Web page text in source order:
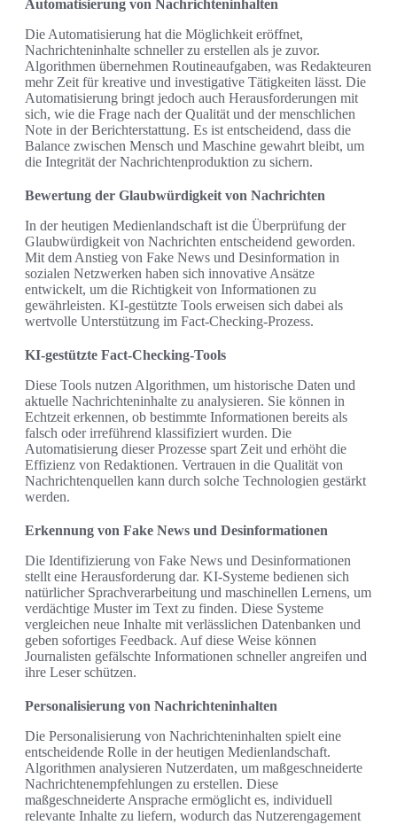
Automatisierung von Nachrichteninhalten
Die Automatisierung hat die Möglichkeit eröffnet,
Nachrichteninhalte schneller zu erstellen als je zuvor.
Algorithmen übernehmen Routineaufgaben, was Redakteuren
mehr Zeit für kreative und investigative Tätigkeiten lässt. Die
Automatisierung bringt jedoch auch Herausforderungen mit
sich, wie die Frage nach der Qualität und der menschlichen
Note in der Berichterstattung. Es ist entscheidend, dass die
Balance zwischen Mensch und Maschine gewahrt bleibt, um
die Integrität der Nachrichtenproduktion zu sichern.
Bewertung der Glaubwürdigkeit von Nachrichten
In der heutigen Medienlandschaft ist die Überprüfung der
Glaubwürdigkeit von Nachrichten entscheidend geworden.
Mit dem Anstieg von Fake News und Desinformation in
sozialen Netzwerken haben sich innovative Ansätze
entwickelt, um die Richtigkeit von Informationen zu
gewährleisten. KI-gestützte Tools erweisen sich dabei als
wertvolle Unterstützung im Fact-Checking-Prozess.
KI-gestützte Fact-Checking-Tools
Diese Tools nutzen Algorithmen, um historische Daten und
aktuelle Nachrichteninhalte zu analysieren. Sie können in
Echtzeit erkennen, ob bestimmte Informationen bereits als
falsch oder irreführend klassifiziert wurden. Die
Automatisierung dieser Prozesse spart Zeit und erhöht die
Effizienz von Redaktionen. Vertrauen in die Qualität von
Nachrichtenquellen kann durch solche Technologien gestärkt
werden.
Erkennung von Fake News und Desinformationen
Die Identifizierung von Fake News und Desinformationen
stellt eine Herausforderung dar. KI-Systeme bedienen sich
natürlicher Sprachverarbeitung und maschinellen Lernens, um
verdächtige Muster im Text zu finden. Diese Systeme
vergleichen neue Inhalte mit verlässlichen Datenbanken und
geben sofortiges Feedback. Auf diese Weise können
Journalisten gefälschte Informationen schneller angreifen und
ihre Leser schützen.
Personalisierung von Nachrichteninhalten
Die Personalisierung von Nachrichteninhalten spielt eine
entscheidende Rolle in der heutigen Medienlandschaft.
Algorithmen analysieren Nutzerdaten, um maßgeschneiderte
Nachrichtenempfehlungen zu erstellen. Diese
maßgeschneiderte Ansprache ermöglicht es, individuell
relevante Inhalte zu liefern, wodurch das Nutzerengagement